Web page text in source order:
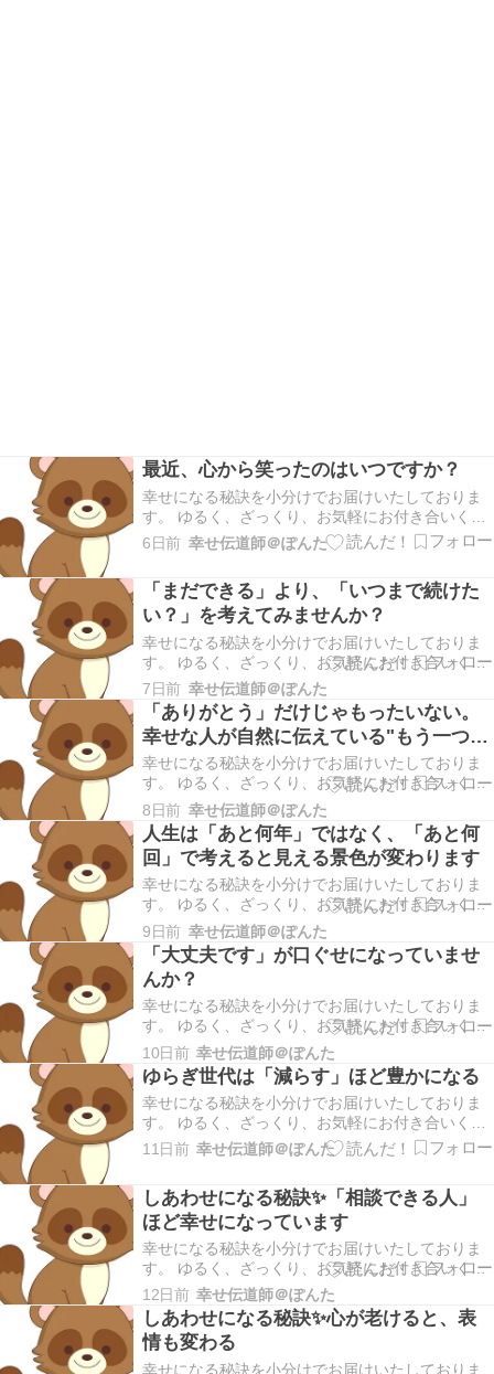
最近、心から笑ったのはいつですか？
幸せになる秘訣を小分けでお届けいたしておりま
す。 ゆるく、ざっくり、お気軽にお付き合いくだ
さいませ。 こんにちは幸せ伝道師＠ぽんたです。
本日もご訪問いただきありがとうございます。 ＊
す。あなたの１ポチが私のモチベーションにつな
がりま…
6日前 幸せ伝道師＠ぽんた
「まだできる」より、「いつまで続けた
い？」を考えてみませんか？
幸せになる秘訣を小分けでお届けいたしておりま
す。 ゆるく、ざっくり、お気軽にお付き合いくだ
さいませ。 こんにちは幸せ伝道師＠ぽんたです。
本日もご訪問いただきありがとうございます。 ＊
早速ですが、ブログランキングに参加しておりま
す。あなたの１ポチが私のモチベーションにつな
がりま…
7日前 幸せ伝道師＠ぽんた
「ありがとう」だけじゃもったいない。
幸せな人が自然に伝えている"もう一つの
言葉"
幸せになる秘訣を小分けでお届けいたしておりま
す。 ゆるく、ざっくり、お気軽にお付き合いくだ
さいませ。 こんにちは幸せ伝道師＠ぽんたです。
本日もご訪問いただきありがとうございます。 ＊
早速ですが、ブログランキングに参加しておりま
す。あなたの１ポチが私のモチベーションにつな
がりま…
8日前 幸せ伝道師＠ぽんた
人生は「あと何年」ではなく、「あと何
回」で考えると見える景色が変わります
幸せになる秘訣を小分けでお届けいたしておりま
す。 ゆるく、ざっくり、お気軽にお付き合いくだ
さいませ。 こんにちは幸せ伝道師＠ぽんたです。
本日もご訪問いただきありがとうございます。 ＊
早速ですが、ブログランキングに参加しておりま
す。あなたの１ポチが私のモチベーションにつな
がりま…
9日前 幸せ伝道師＠ぽんた
「大丈夫です」が口ぐせになっていませ
んか？
幸せになる秘訣を小分けでお届けいたしておりま
す。 ゆるく、ざっくり、お気軽にお付き合いくだ
さいませ。 こんにちは幸せ伝道師＠ぽんたです。
本日もご訪問いただきありがとうございます。 ＊
早速ですが、ブログランキングに参加しておりま
す。あなたの１ポチが私のモチベーションにつな
がりま…
10日前 幸せ伝道師＠ぽんた
ゆらぎ世代は「減らす」ほど豊かになる
幸せになる秘訣を小分けでお届けいたしておりま
す。 ゆるく、ざっくり、お気軽にお付き合いくだ
さいませ。 こんにちは幸せ伝道師＠ぽんたです。
本日もご訪問いただきありがとうございます。 ＊
す。あなたの１ポチが私のモチベーションにつな
がりま…
11日前 幸せ伝道師＠ぽんた
しあわせになる秘訣✨「相談できる人」
ほど幸せになっています
幸せになる秘訣を小分けでお届けいたしておりま
す。 ゆるく、ざっくり、お気軽にお付き合いくだ
さいませ。 こんにちは幸せ伝道師＠ぽんたです。
本日もご訪問いただきありがとうございます。 ＊
早速ですが、ブログランキングに参加しておりま
す。あなたの１ポチが私のモチベーションにつな
がりま…
12日前 幸せ伝道師＠ぽんた
しあわせになる秘訣✨心が老けると、表
情も変わる
幸せになる秘訣を小分けでお届けいたしておりま